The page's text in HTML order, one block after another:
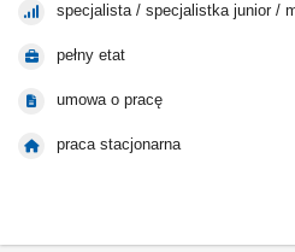
specjalista / specjalistka junior /
pełny etat
umowa o pracę
praca stacjonarna